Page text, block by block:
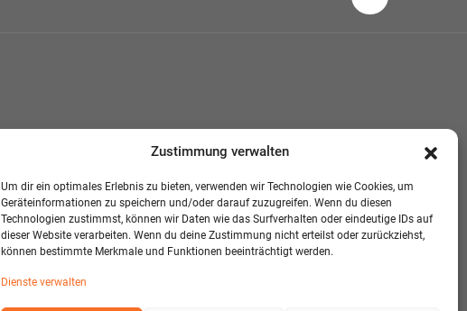
Zustimmung verwalten
Um dir ein optimales Erlebnis zu bieten, verwenden wir Technologien wie Cookies, um
Geräteinformationen zu speichern und/oder darauf zuzugreifen. Wenn du diesen
Technologien zustimmst, können wir Daten wie das Surfverhalten oder eindeutige IDs auf
dieser Website verarbeiten. Wenn du deine Zustimmung nicht erteilst oder zurückziehst,
können bestimmte Merkmale und Funktionen beeinträchtigt werden.
Dienste verwalten